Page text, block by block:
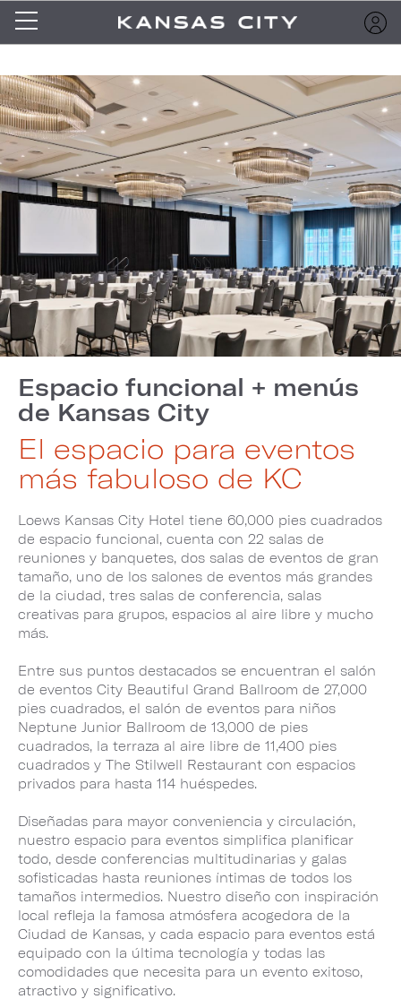
Espacio funcional + menús
de Kansas City
El espacio para eventos
más fabuloso de KC
Loews Kansas City Hotel tiene 60,000 pies cuadrados
de espacio funcional, cuenta con 22 salas de
reuniones y banquetes, dos salas de eventos de gran
tamaño, uno de los salones de eventos más grandes
de la ciudad, tres salas de conferencia, salas
creativas para grupos, espacios al aire libre y mucho
más.
Entre sus puntos destacados se encuentran el salón
de eventos City Beautiful Grand Ballroom de 27,000
pies cuadrados, el salón de eventos para niños
Neptune Junior Ballroom de 13,000 de pies
cuadrados, la terraza al aire libre de 11,400 pies
cuadrados y The Stilwell Restaurant con espacios
privados para hasta 114 huéspedes.
Diseñadas para mayor conveniencia y circulación,
nuestro espacio para eventos simplifica planificar
todo, desde conferencias multitudinarias y galas
sofisticadas hasta reuniones íntimas de todos los
tamaños intermedios. Nuestro diseño con inspiración
local refleja la famosa atmósfera acogedora de la
Ciudad de Kansas, y cada espacio para eventos está
equipado con la última tecnología y todas las
comodidades que necesita para un evento exitoso,
atractivo y significativo.